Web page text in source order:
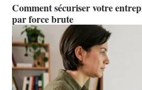
Comment sécuriser votre
par force brute